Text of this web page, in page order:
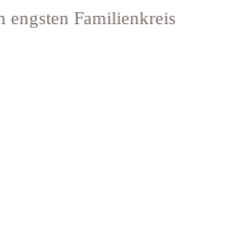
engsten Familienkreis